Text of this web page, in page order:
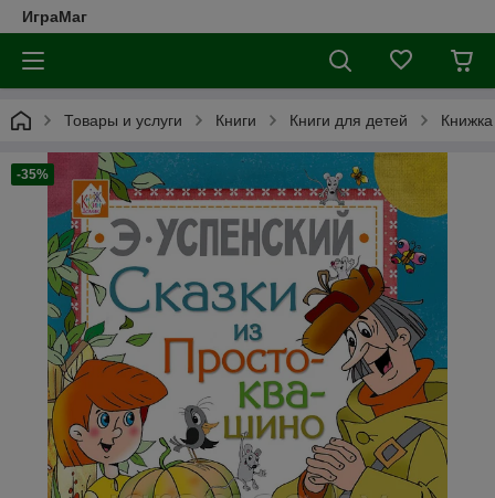
ИграМаг
Товары и услуги Книги Книги для детей
-35%